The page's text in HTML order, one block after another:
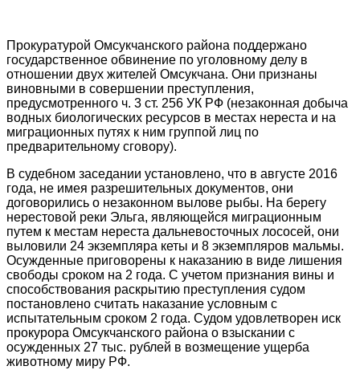
Прокуратурой Омсукчанского района поддержано
государственное обвинение по уголовному делу в
отношении двух жителей Омсукчана. Они признаны
виновными в совершении преступления,
предусмотренного ч. 3 ст. 256 УК РФ (незаконная добыча
водных биологических ресурсов в местах нереста и на
миграционных путях к ним группой лиц по
предварительному сговору).
В судебном заседании установлено, что в августе 2016
года, не имея разрешительных документов, они
договорились о незаконном вылове рыбы. На берегу
нерестовой реки Эльга, являющейся миграционным
путем к местам нереста дальневосточных лососей, они
выловили 24 экземпляра кеты и 8 экземпляров мальмы.
Осужденные приговорены к наказанию в виде лишения
свободы сроком на 2 года. С учетом признания вины и
способствования раскрытию преступления судом
постановлено считать наказание условным с
испытательным сроком 2 года. Судом удовлетворен иск
прокурора Омсукчанского района о взыскании с
осужденных 27 тыс. рублей в возмещение ущерба
животному миру РФ.